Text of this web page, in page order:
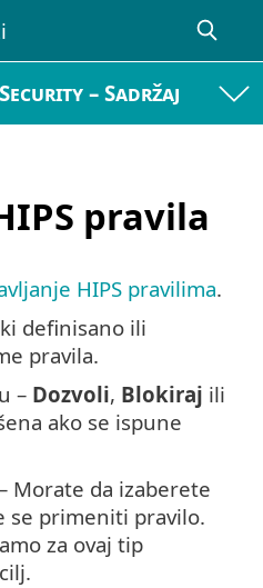
– Sadržaj
pravila
HIPS pravilima.
definisano ili
pravila.
– Dozvoli, Blokiraj ili
ako se ispune
Morate da izaberete
se primeniti pravilo.
za ovaj tip